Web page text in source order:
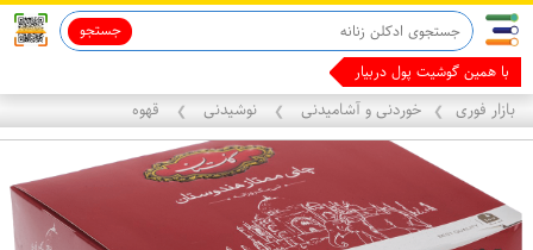
جستجو
پیش
بازار فوری ❯ خوردنی و آشامیدنی ❯ نوشیدنی ❯ قهوه